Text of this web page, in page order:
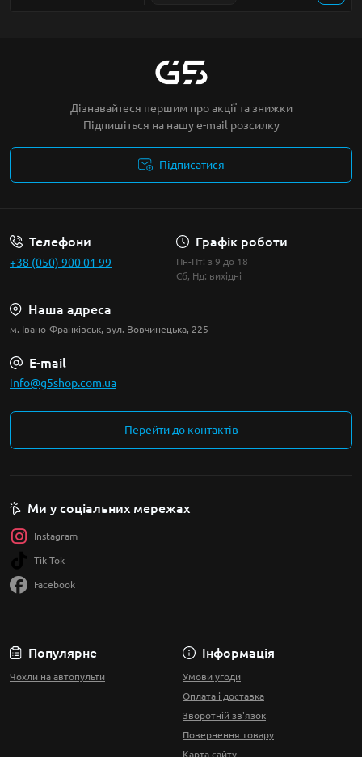
Дізнавайтеся першим про акції та знижки
Підпишіться на нашу e-mail розсилку
Підписатися
Телефони
+38 (050) 900 01 99
Графік роботи
Пн-Пт: з 9 до 18
Сб, Нд: вихідні
Наша адреса
м. Івано-Франківськ, вул. Вовчинецька, 225
E-mail
info@g5shop.com.ua
Перейти до контактів
Популярне
Чохли на автопульти
Інформація
Умови угоди
Оплата і доставка
Зворотній зв'язок
Повернення товару
Карта сайту
Ми у соціальних мережах
Instagram
Tik Tok
Facebook